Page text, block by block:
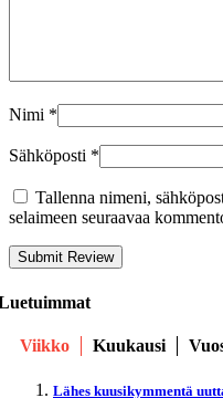
Nimi *
Sähköposti *
Tallenna nimeni,
selaimeen seuraavaa
Viikko Kuukausi
Lähes kuusikymmentä